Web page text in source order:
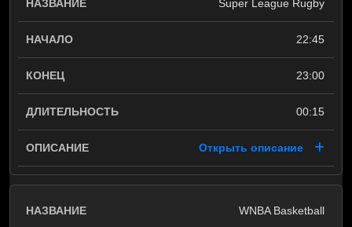
Super League Rugby
22:45
23:00
00:15
Открыть описание
WNBA Basketball